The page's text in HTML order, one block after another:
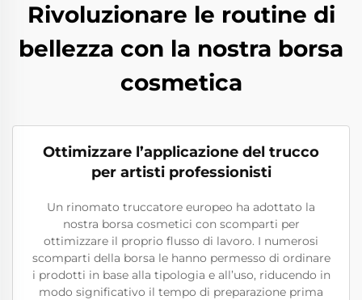
Rivoluzionare le routine di
bellezza con la nostra borsa
cosmetica
Ottimizzare l’applicazione del trucco
per artisti professionisti
Un rinomato truccatore europeo ha adottato la
nostra borsa cosmetici con scomparti per
ottimizzare il proprio flusso di lavoro. I numerosi
scomparti della borsa le hanno permesso di ordinare
i prodotti in base alla tipologia e all’uso, riducendo in
modo significativo il tempo di preparazione prima